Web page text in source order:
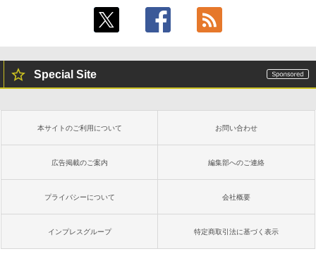
Special Site
本サイトのご利用について お問い合わせ
広告掲載のご案内 編集部へのご連絡
プライバシーについて 会社概要
インプレスグループ 特定商取引法に基づく表示